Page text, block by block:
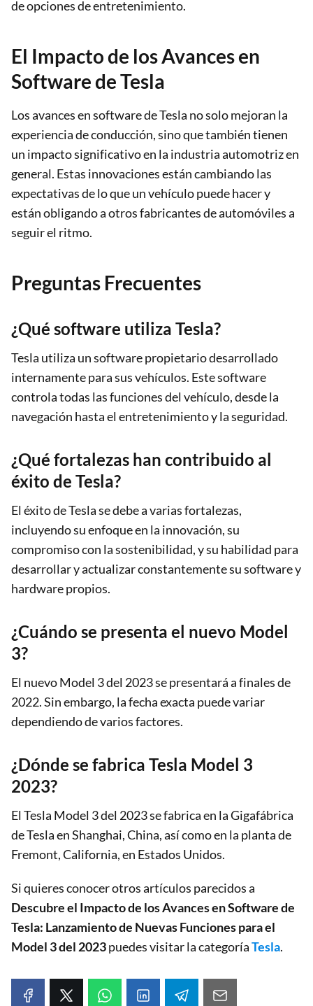
de opciones de entretenimiento.
El Impacto de los Avances en
Software de Tesla
Los avances en software de Tesla no solo mejoran la
experiencia de conducción, sino que también tienen
un impacto significativo en la industria automotriz en
general. Estas innovaciones están cambiando las
expectativas de lo que un vehículo puede hacer y
están obligando a otros fabricantes de automóviles a
seguir el ritmo.
Preguntas Frecuentes
¿Qué software utiliza Tesla?
Tesla utiliza un software propietario desarrollado
internamente para sus vehículos. Este software
controla todas las funciones del vehículo, desde la
navegación hasta el entretenimiento y la seguridad.
¿Qué fortalezas han contribuido al
éxito de Tesla?
El éxito de Tesla se debe a varias fortalezas,
incluyendo su enfoque en la innovación, su
compromiso con la sostenibilidad, y su habilidad para
desarrollar y actualizar constantemente su software y
hardware propios.
¿Cuándo se presenta el nuevo Model
3?
El nuevo Model 3 del 2023 se presentará a finales de
2022. Sin embargo, la fecha exacta puede variar
dependiendo de varios factores.
¿Dónde se fabrica Tesla Model 3
2023?
El Tesla Model 3 del 2023 se fabrica en la Gigafábrica
de Tesla en Shanghai, China, así como en la planta de
Fremont, California, en Estados Unidos.
Si quieres conocer otros artículos parecidos a
Descubre el Impacto de los Avances en Software de
Tesla: Lanzamiento de Nuevas Funciones para el
Model 3 del 2023puedes visitar la categoríaTesla.